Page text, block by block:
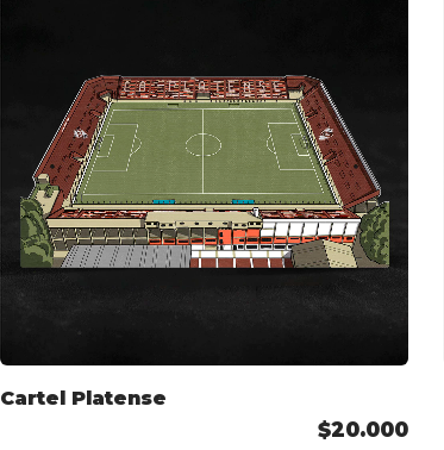
Cartel Platense
$20.000